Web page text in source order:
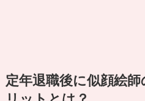
定年退職後に似顔絵